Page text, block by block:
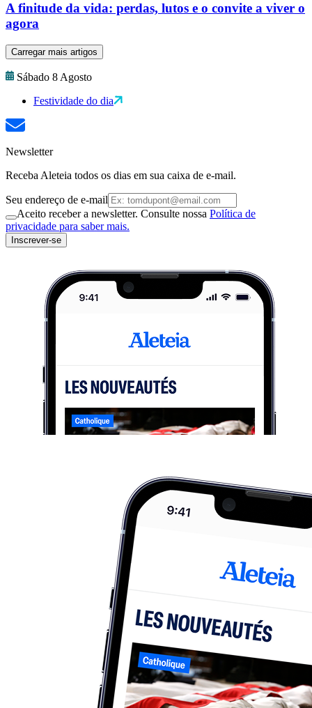
A finitude da vida: perdas, lutos e o convite a viver o
agora
Carregar mais artigos
Sábado 8 Agosto
Festividade do dia
Newsletter
Receba Aleteia todos os dias em sua caixa de e-mail.
Seu endereço de e-mail
Aceito receber a newsletter. Consulte nossa Política de
privacidade para saber mais.
Inscrever-se